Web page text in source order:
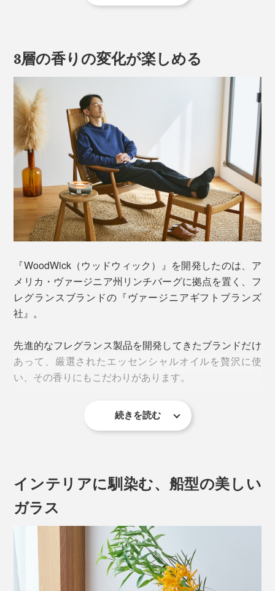
パートナーや友人と一緒に、炎を囲みながら語り合う時
間もまた格別です。
い炎が生まれます。
ひとつひとつ手作業で作られており、燃焼音の安定性を
確保する設計です。
木製芯の端にマッチやライターで着火すると、ゆっくり炎の波が広がります
木製芯でロウを吸い上げ、安定的に火を灯すことは、じ
つはとても難易度が高いこと。ソイワックスを配合し
た、独自の柔らかいブレンドワックスとの絶妙な組み合
ダイナミックな炎ですが、火を消す時は一般的なキャン
ドルと同じように息をふきかける
だけなのでとても
3層の香りの変化が楽しめる
『WoodWick（ウッドウィック）』を開発したのは、ア
メリカ・ヴァージニア州リンチバーグに拠点を置く、フ
レグランスブランドの『ヴァージニアギフトブランズ
社』。
先進的なフレグランス製品を開発してきたブランドだけ
あって、厳選されたエッセンシャルオイルを贅沢に使
い、その香りにもこだわりがあります。
続きを読む
インテリアに馴染む、船型の美しい
ガラス